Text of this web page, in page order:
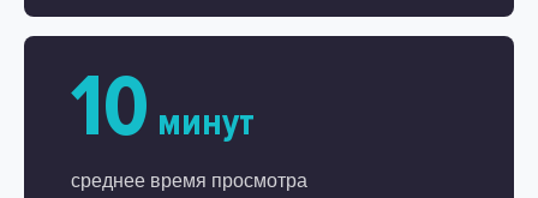
10 минут
среднее время просмотра